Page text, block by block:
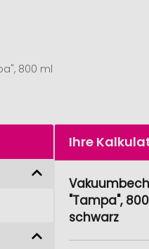
800 ml
Ihre
"Tampa",
schwarz